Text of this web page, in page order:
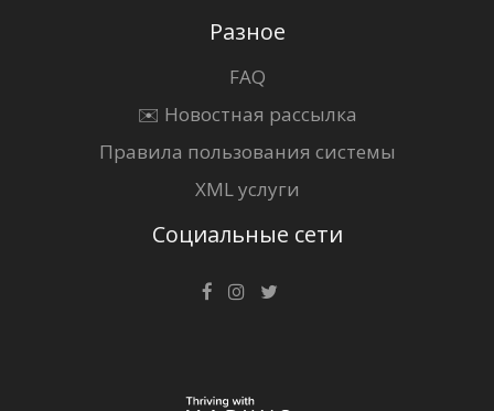
Разное
FAQ
✉️ Новостная рассылка
Правила пользования системы
XML услуги
Социальные сети